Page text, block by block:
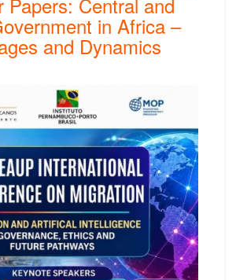
in Africa –
and Dynamics